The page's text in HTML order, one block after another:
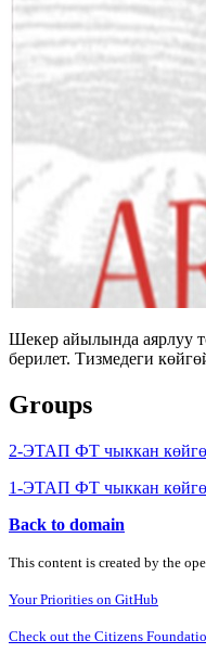
Шекер айылында аярлуу
берилет. Тизмедеги
Groups
2-ЭТАП ФТ чыккан
1-ЭТАП ФТ чыккан
Back to domain
This content is created by the
Your Priorities on GitHub
Check out the Citizens